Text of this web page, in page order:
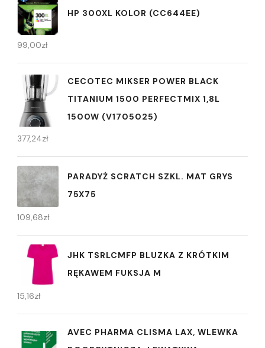
HP 300XL KOLOR (CC644EE)
99,00zł
CECOTEC MIKSER POWER BLACK
TITANIUM 1500 PERFECTMIX 1,8L
1500W (V1705025)
377,24zł
PARADYŻ SCRATCH SZKL. MAT GRYS
75X75
109,68zł
JHK TSRLCMFP BLUZKA Z KRÓTKIM
RĘKAWEM FUKSJA M
15,16zł
AVEC PHARMA CLISMA LAX, WLEWKA